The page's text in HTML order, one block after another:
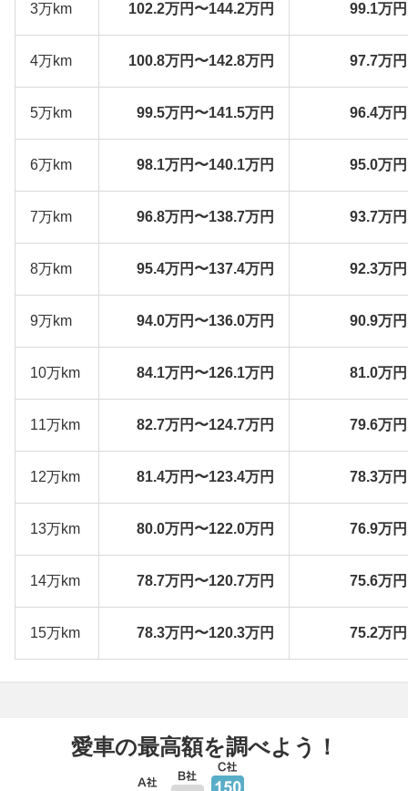
3万km 102.2万円〜144.2万円 99.1万
4万km 100.8万円〜142.8万円 97.7万
5万km 99.5万円〜141.5万円 96.4万
6万km 98.1万円〜140.1万円 95.0万
7万km 96.8万円〜138.7万円 93.7万
8万km 95.4万円〜137.4万円 92.3万
9万km 94.0万円〜136.0万円 90.9万
10万km 84.1万円〜126.1万円 81.0万
11万km 82.7万円〜124.7万円 79.6万
12万km 81.4万円〜123.4万円 78.3万
13万km 80.0万円〜122.0万円 76.9万
14万km 78.7万円〜120.7万円 75.6万
15万km 78.3万円〜120.3万円 75.2万
愛車の最高額を調べよう！